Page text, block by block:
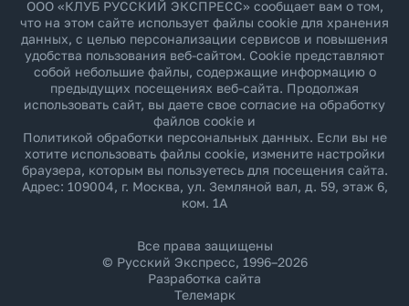
ООО «КЛУБ РУССКИЙ ЭКСПРЕСС» сообщает вам о том,
что на этом сайте использует файлы cookie для хранения
данных, с целью персонализации сервисов и повышения
удобства пользования веб-сайтом. Cookie представляют
собой небольшие файлы, содержащие информацию о
предыдущих посещениях веб-сайта. Продолжая
использовать сайт, вы даете свое согласие на обработку
файлов cookie и
Политикой обработки персональных данных. Если вы не
хотите использовать файлы cookie, измените настройки
браузера, которым вы пользуетесь для посещения сайта.
Адрес: 109004, г. Москва, ул. Земляной вал, д. 59, этаж 6,
ком. 1А
Все права защищены
© Русский Экспресс, 1996–2026
Разработка сайта
Телемарк